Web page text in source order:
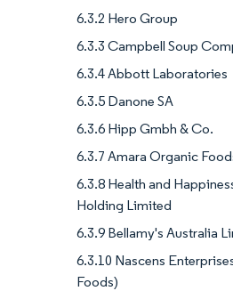
6.3.2 Hero Group
6.3.3 Campbell Soup
6.3.4 Abbott Laboratories
6.3.5 Danone SA
6.3.6 Hipp Gmbh & Co.
6.3.7 Amara Organic
6.3.8 Health and
Holding Limited
6.3.9 Bellamy's Australia
6.3.10 Nascens
Foods)